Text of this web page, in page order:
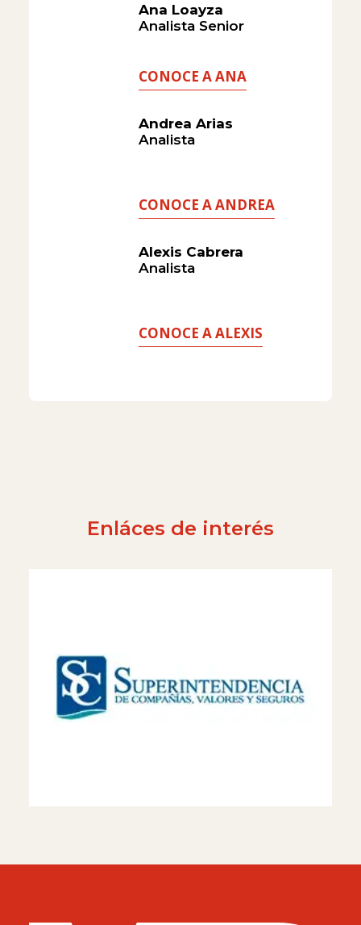
Ana Loayza
Analista Senior
CONOCE A ANA
Andrea Arias
Analista
CONOCE A ANDREA
Alexis Cabrera
Analista
CONOCE A ALEXIS
Enláces de interés